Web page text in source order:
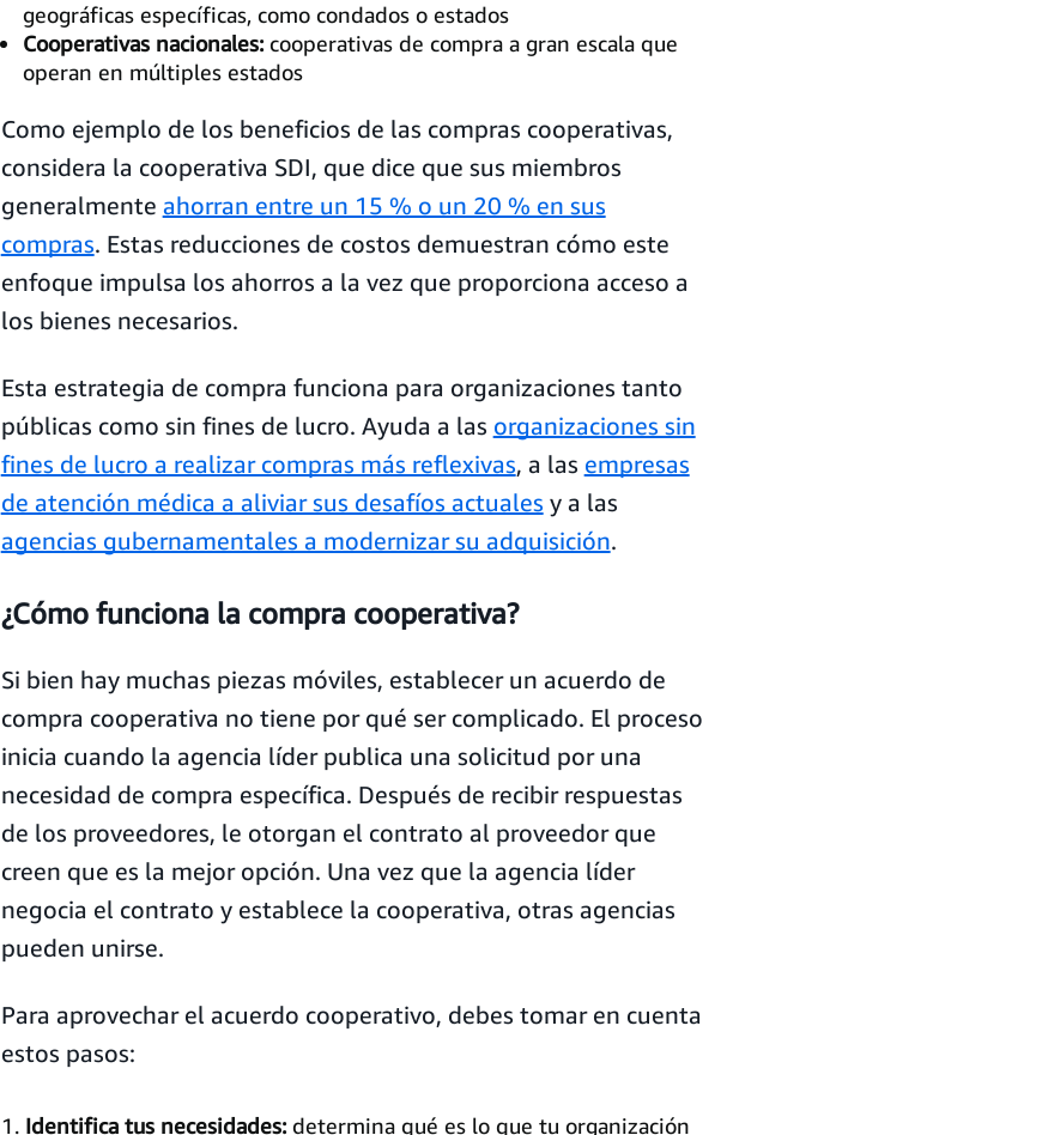
geográficas específicas, como condados o estados
Cooperativas nacionales:cooperativas de compra a gran escala que
operan en múltiples estados
Como ejemplo de los beneficios de las compras cooperativas,
considera la cooperativa SDI, que dice que sus miembros
generalmente ahorran entre un 15 % o un 20 % en sus
compras. Estas reducciones de costos demuestran cómo este
enfoque impulsa los ahorros a la vez que proporciona acceso a
los bienes necesarios.
Esta estrategia de compra funciona para organizaciones tanto
públicas como sin fines de lucro. Ayuda a las organizaciones sin
fines de lucro a realizar compras más reflexivas, a las empresas
de atención médica a aliviar sus desafíos actuales y a las
agencias gubernamentales a modernizar su adquisición.
¿Cómo funciona la compra cooperativa?
Si bien hay muchas piezas móviles, establecer un acuerdo de
compra cooperativa no tiene por qué ser complicado. El proceso
inicia cuando la agencia líder publica una solicitud por una
necesidad de compra específica. Después de recibir respuestas
de los proveedores, le otorgan el contrato al proveedor que
creen que es la mejor opción. Una vez que la agencia líder
negocia el contrato y establece la cooperativa, otras agencias
pueden unirse.
Para aprovechar el acuerdo cooperativo, debes tomar en cuenta
estos pasos:
Identifica tus necesidades:determina qué es lo que tu organización